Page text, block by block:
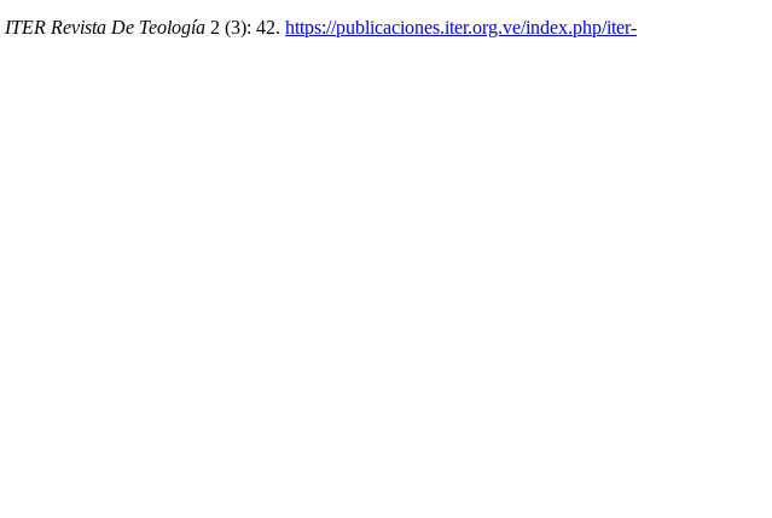
ITER Revista De Teología 2 (3): 42. https://publicaciones.iter.org.ve/index.php/iter-